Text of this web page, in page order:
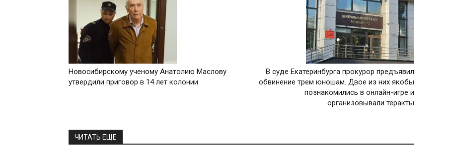
Новосибирскому ученому Анатолию Маслову
утвердили приговор в 14 лет колонии
В суде Екатеринбурга прокурор предъявил
обвинение трем юношам. Двое из них якобы
познакомились в онлайн-игре и
организовывали теракты
ЧИТАТЬ ЕЩЕ